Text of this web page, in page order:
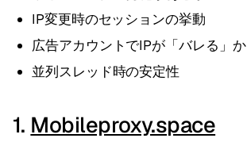
IP変更時のセッションの挙動
広告アカウントでIPが「バレる」か
並列スレッド時の安定性
1. Mobileproxy.space